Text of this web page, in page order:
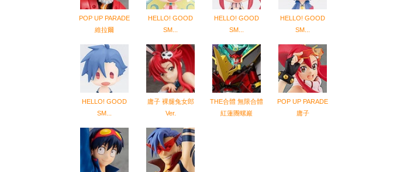
POP UP PARADE
維拉爾
HELLO! GOOD
SM...
HELLO! GOOD
SM...
HELLO! GOOD
SM...
HELLO! GOOD
SM...
庸子 裸腿兔女郎
Ver.
THE合體 無限合體
紅蓮團螺巖
POP UP PARADE
庸子